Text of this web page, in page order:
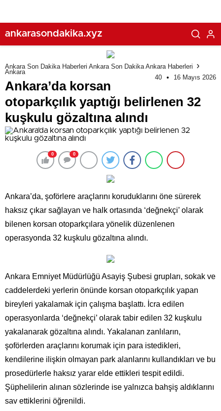
ankarasondakika.xyz
Ankara Son Dakika Haberleri Ankara Son Dakika Ankara Haberleri
Ankara
40 16 Mayıs 2026
Ankara’da korsan
otoparkçılık yaptığı belirlenen 32
kuşkulu gözaltına alındı
0 0
Ankara’da, şoförlere araçlarını koruduklarını öne sürerek
haksız çıkar sağlayan ve halk ortasında ‘değnekçi’ olarak
bilenen korsan otoparkçılara yönelik düzenlenen
operasyonda 32 kuşkulu gözaltına alındı.
Ankara Emniyet Müdürlüğü Asayiş Şubesi grupları, sokak ve
caddelerdeki yerlerin önünde korsan otoparkçılık yapan
bireyleri yakalamak için çalışma başlattı. İcra edilen
operasyonlarda ‘değnekçi’ olarak tabir edilen 32 kuşkulu
yakalanarak gözaltına alındı. Yakalanan zanlıların,
şoförlerden araçlarını korumak için para istedikleri,
kendilerine ilişkin olmayan park alanlarını kullandıkları ve bu
prosedürlerle haksız yarar elde ettikleri tespit edildi.
Şüphelilerin alınan sözlerinde ise yalnızca bahşiş aldıklarını
sav ettiklerini öğrenildi.